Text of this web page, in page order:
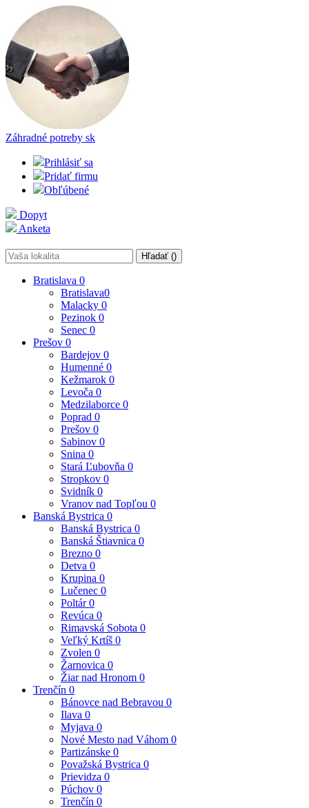
Záhradné potreby sk
Prihlásiť sa
Pridať firmu
Obľúbené
Dopyt
Anketa
Hľadať ()
Bratislava 0
Bratislava0
Malacky 0
Pezinok 0
Senec 0
Prešov 0
Bardejov 0
Humenné 0
Kežmarok 0
Levoča 0
Medzilaborce 0
Poprad 0
Prešov 0
Sabinov 0
Snina 0
Stará Ľubovňa 0
Stropkov 0
Svidník 0
Vranov nad Topľou 0
Banská Bystrica 0
Banská Bystrica 0
Banská Štiavnica 0
Brezno 0
Detva 0
Krupina 0
Lučenec 0
Poltár0
Revúca 0
Rimavská Sobota 0
Veľký Krtíš 0
Zvolen 0
Žarnovica 0
Žiar nad Hronom 0
Trenčín 0
Bánovce nad Bebravou 0
Ilava 0
Myjava 0
Nové Mesto nad Váhom 0
Partizánske 0
Považská Bystrica 0
Prievidza 0
Púchov 0
Trenčín 0